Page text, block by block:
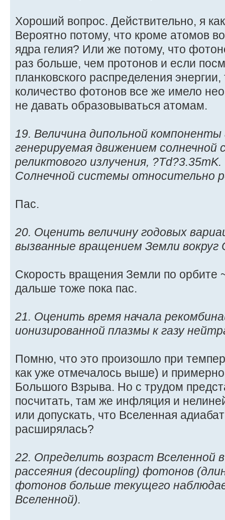
Хороший вопрос. Действительно, я
Вероятно потому, что кроме атомов
ядра гелия? Или же потому, что
раз больше, чем протонов и если
планковского распределения
количество фотонов все же имело
не давать образовываться атомам.
19. Величина дипольной
генерируемая движением
реликтового излучения,
Солнечной системы относительно
Пас.
20. Оценить величину годовых
вызванные вращением Земли вокруг
Скорость вращения Земли по орбите
дальше тоже пока пас.
21. Оценить время начала
ионизированной плазмы к газу
Помню, что это произошло при
как уже отмечалось выше) и
Большого Взрыва. Но с трудом
посчитать, там же инфляция и
или допускать, что Вселенная
расширялась?
22. Определить возраст Вселенной
рассеяния (decoupling) фотонов
фотонов больше текущего
Вселенной).